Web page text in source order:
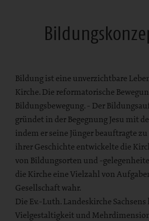
Bildung ist eine unverzichtbare
Kirche. Die reformatorische
Bildungsbewegung. - Der
gründet in der Begegnung Jesu mit
indem er seine Jünger beauftragte
ihrer Geschichte entwickelte die
von Bildungsorten und -
die Kirche eine Vielzahl von
Gesellschaft wahr.
Die Ev.-Luth. Landeskirche
Vielgestaltigkeit und